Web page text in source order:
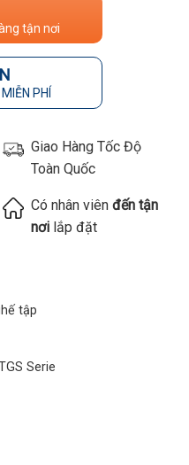
tận nơi
PHÍ
Giao Hàng Tốc Độ
Toàn Quốc
Có nhân viên đến tận
nơilắp đặt
tập
Serie